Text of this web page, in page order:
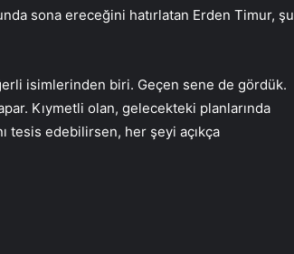
sona ereceğini hatırlatan Erden Timur, şu
isimlerinden biri. Geçen sene de gördük.
Kıymetli olan, gelecekteki planlarında
tesis edebilirsen, her şeyi açıkça